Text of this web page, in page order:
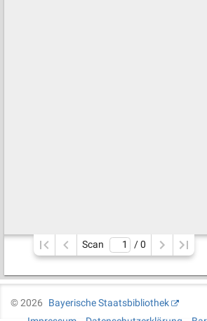
Scan / 0
©2026
Bayerische Staatsbibliothek